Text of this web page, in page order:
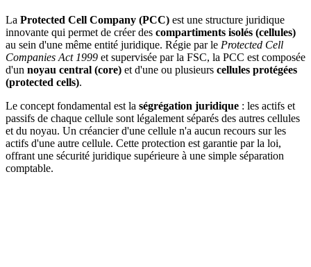
La Protected Cell Company (PCC) est une structure juridique
innovante qui permet de créer des compartiments isolés (cellules)
au sein d'une même entité juridique. Régie par le Protected Cell
Companies Act 1999 et supervisée par la FSC, la PCC est composée
d'un noyau central (core) et d'une ou plusieurs cellules protégées
(protected cells).
Le concept fondamental est la ségrégation juridique : les actifs et
passifs de chaque cellule sont légalement séparés des autres cellules
et du noyau. Un créancier d'une cellule n'a aucun recours sur les
actifs d'une autre cellule. Cette protection est garantie par la loi,
offrant une sécurité juridique supérieure à une simple séparation
comptable.